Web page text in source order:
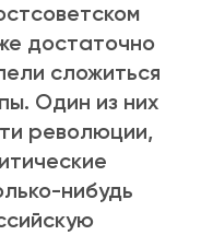
достаточно
сложиться
Один из них
революции,
нибудь